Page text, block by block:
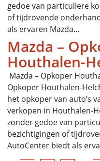
gedoe van particuliere
of tijdrovende
als ervaren Mazda...
Mazda –
Houthalen-
Mazda – Opkoper
Opkoper Houthalen-
het opkoper van auto’s
verkopen in Houthalen-
zonder gedoe van
bezichtigingen of
AutoCenter biedt als